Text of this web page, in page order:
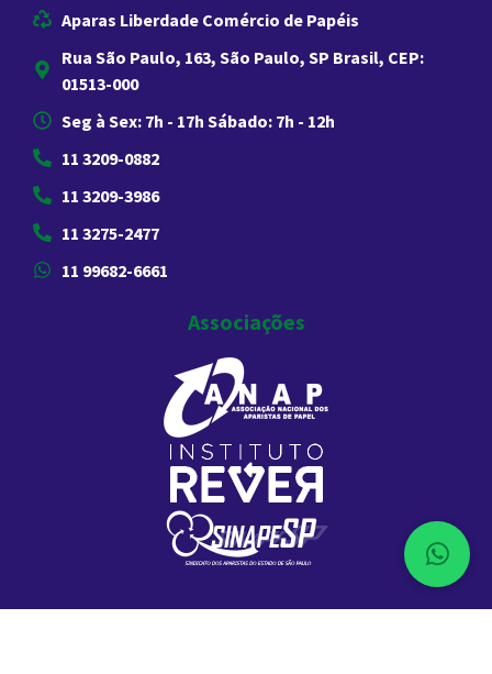
Aparas Liberdade Comércio de Papéis
Rua São Paulo, 163, São Paulo, SP Brasil, CEP:
01513-000
Seg à Sex: 7h - 17h Sábado: 7h - 12h
11 3209-0882
11 3209-3986
11 3275-2477
11 99682-6661
Associações